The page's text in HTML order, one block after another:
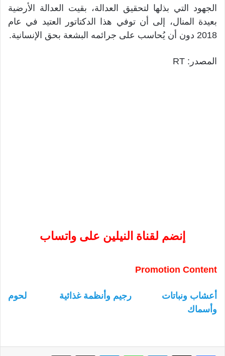
الجهود التي بذلها لتحقيق العدالة، بقيت العدالة الأرضية
بعيدة المنال، إلى أن توفي هذا الدكتاتور العتيد في عام
2018 دون أن يُحاسب على جرائمه البشعة بحق الإنسانية.
المصدر: RT
إنضم لقناة النيلين على واتساب
Promotion Content
أعشاب ونباتات رجيم وأنظمة غذائية
لحوم
وأسماك